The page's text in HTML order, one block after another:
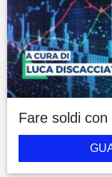
Fare soldi